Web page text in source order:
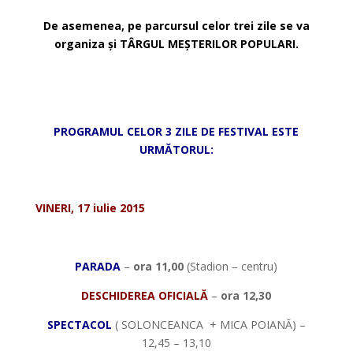
De asemenea, pe parcursul celor trei zile se va
organiza și TÂRGUL MEȘTERILOR POPULARI.
PROGRAMUL CELOR 3 ZILE DE FESTIVAL ESTE
URMĂTORUL:
VINERI, 17 iulie 2015
PARADA – ora 11,00 (Stadion – centru)
DESCHIDEREA OFICIALĂ – ora 12,30
SPECTACOL ( SOLONCEANCA + MICA POIANĂ) –
12,45 – 13,10